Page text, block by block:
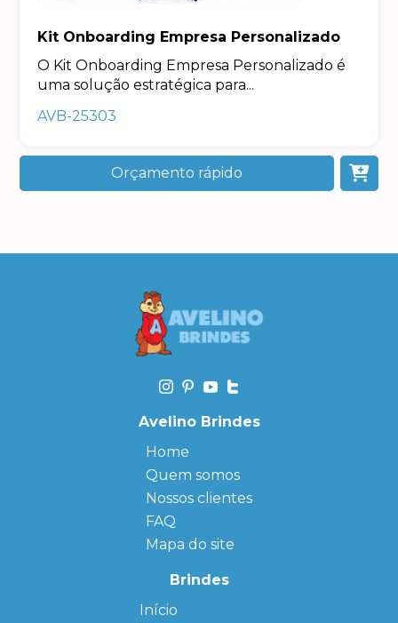
Kit Onboarding Empresa Personalizado
O Kit Onboarding Empresa Personalizado é
uma solução estratégica para...
AVB-25303
Orçamento rápido
Avelino Brindes
Home
Quem somos
Nossos clientes
FAQ
Mapa do site
Brindes
Início← Back
← Back